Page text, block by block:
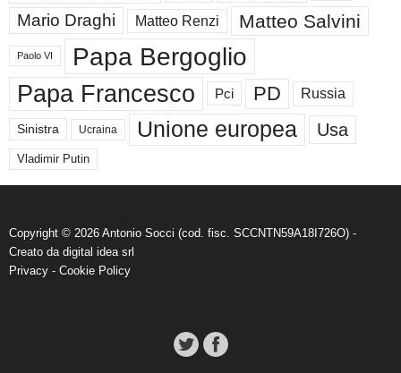
Mario Draghi Matteo Renzi Matteo Salvini
Paolo VI Papa Bergoglio
Papa Francesco Pci PD Russia
Sinistra Ucraina Unione europea Usa
Vladimir Putin
Copyright © 2026 Antonio Socci (cod. fisc. SCCNTN59A18I726O) -
Creato da digital idea srl
Privacy - Cookie Policy